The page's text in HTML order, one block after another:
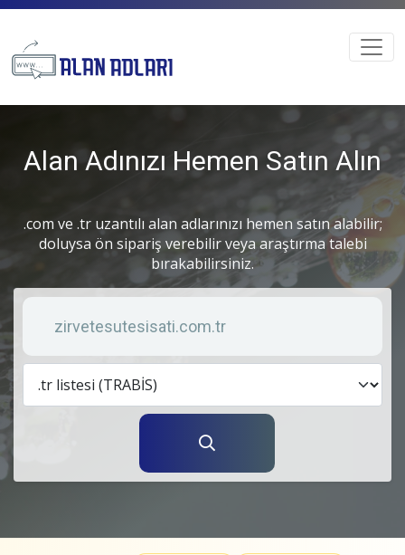
Alan Adınızı Hemen Satın Alın
.com ve .tr uzantılı alan adlarınızı hemen satın alabilir;
doluysa ön sipariş verebilir veya araştırma talebi
bırakabilirsiniz.
Anahtar kelime